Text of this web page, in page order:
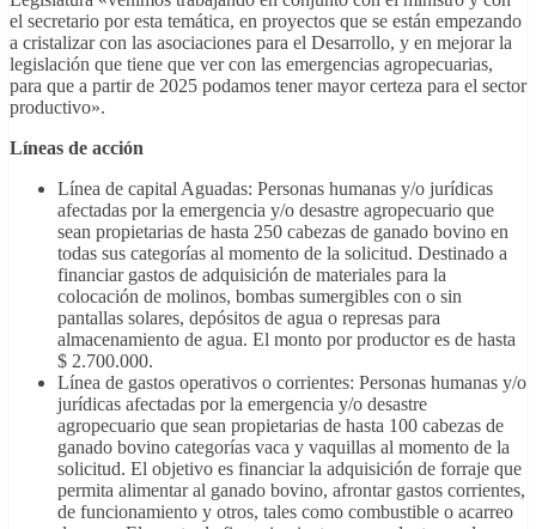
el secretario por esta temática, en proyectos que se están empezando
a cristalizar con las asociaciones para el Desarrollo, y en mejorar la
legislación que tiene que ver con las emergencias agropecuarias,
para que a partir de 2025 podamos tener mayor certeza para el sector
productivo».
Líneas de acción
Línea de capital Aguadas: Personas humanas y/o jurídicas
afectadas por la emergencia y/o desastre agropecuario que
sean propietarias de hasta 250 cabezas de ganado bovino en
todas sus categorías al momento de la solicitud. Destinado a
financiar gastos de adquisición de materiales para la
colocación de molinos, bombas sumergibles con o sin
pantallas solares, depósitos de agua o represas para
almacenamiento de agua. El monto por productor es de hasta
$ 2.700.000.
Línea de gastos operativos o corrientes: Personas humanas y/o
jurídicas afectadas por la emergencia y/o desastre
agropecuario que sean propietarias de hasta 100 cabezas de
ganado bovino categorías vaca y vaquillas al momento de la
solicitud. El objetivo es financiar la adquisición de forraje que
permita alimentar al ganado bovino, afrontar gastos corrientes,
de funcionamiento y otros, tales como combustible o acarreo